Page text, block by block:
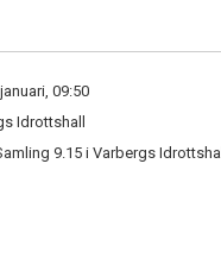
09:50
Idrottshall
9.15 i Varbergs Idrottshall